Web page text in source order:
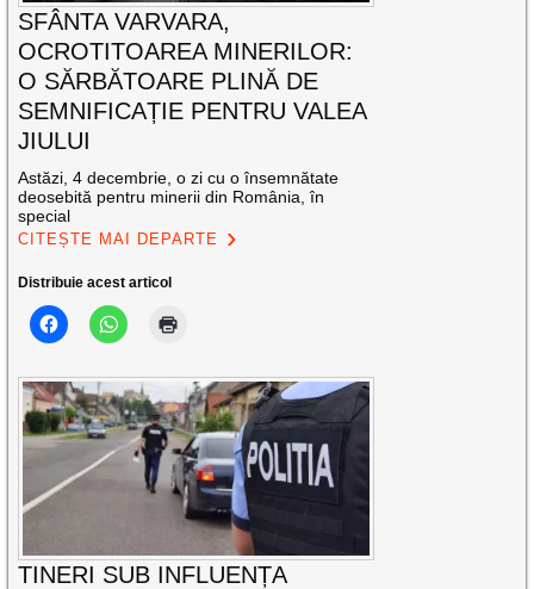
SFÂNTA VARVARA,
OCROTITOAREA MINERILOR:
O SĂRBĂTOARE PLINĂ DE
SEMNIFICAȚIE PENTRU VALEA
JIULUI
Astăzi, 4 decembrie, o zi cu o însemnătate
deosebită pentru minerii din România, în
special
CITEȘTE MAI DEPARTE
Distribuie acest articol
TINERI SUB INFLUENȚA